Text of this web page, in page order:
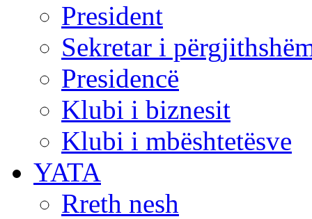
President
Sekretar i
Presidencë
Klubi i biznesit
Klubi i mbështetësve
YATA
Rreth nesh